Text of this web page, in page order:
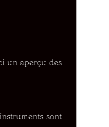
un aperçu des
sont